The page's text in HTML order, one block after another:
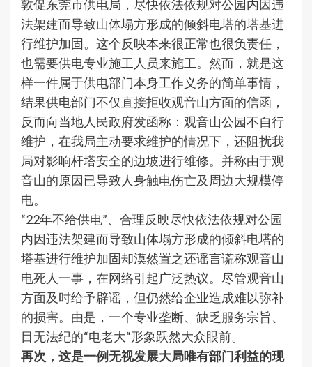
敦促东莞市供电局，尽快依法依规对公园内因违
法架建而导致山体塌方形成的倾斜电塔的塔基进
行维护加固。这个反映本来很正常也很负责任，
也需要供电专业施工人员来施工。然而，就是这
样一件属于供电部门本身工作义务的简单事情，
结果供电部门不仅直接拒收观音山方面的信函，
反而向当地人民政府发函称：观音山公园不自行
维护，在我局主动要求维护的情况下，还阻扰我
局对影响杆塔安全的边坡进行维修。并称由于观
音山的原因已导致人身触电伤亡及周边大规模停
电。
“22年不给供电”、合理反映尽快依法依规对公园
内因违法架建而导致山体塌方形成的倾斜电塔的
塔基进行维护加固却漠然置之还谣言谎称观音山
电死人一事，在网络引起广泛热议。尽管观音山
方面及时给予辟谣，但仍然给企业造成难以弥补
的损害。由是，一个专业垄断、缺乏服务宗旨、
目无法纪的“电老大“形象跃然大众眼前。
再次，这是一例无视发展大局唯有部门利益的现